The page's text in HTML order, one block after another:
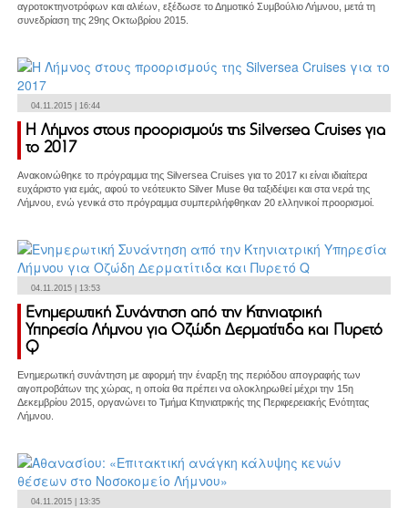
αγροτοκτηνοτρόφων και αλιέων, εξέδωσε το Δημοτικό Συμβούλιο Λήμνου, μετά τη
συνεδρίαση της 29ης Οκτωβρίου 2015.
04.11.2015 | 16:44
Η Λήμνος στους προορισμούς της Silversea Cruises για
το 2017
Ανακοινώθηκε το πρόγραμμα της Silversea Cruises για το 2017 κι είναι ιδιαίτερα
ευχάριστο για εμάς, αφού το νεότευκτο Silver Muse θα ταξιδέψει και στα νερά της
Λήμνου, ενώ γενικά στο πρόγραμμα συμπεριλήφθηκαν 20 ελληνικοί προορισμοί.
04.11.2015 | 13:53
Ενημερωτική Συνάντηση από την Κτηνιατρική
Υπηρεσία Λήμνου για Οζώδη Δερματίτιδα και Πυρετό
Q
Ενημερωτική συνάντηση με αφορμή την έναρξη της περιόδου απογραφής των
αιγοπροβάτων της χώρας, η οποία θα πρέπει να ολοκληρωθεί μέχρι την 15η
Δεκεμβρίου 2015, οργανώνει το Τμήμα Κτηνιατρικής της Περιφερειακής Ενότητας
Λήμνου.
04.11.2015 | 13:35